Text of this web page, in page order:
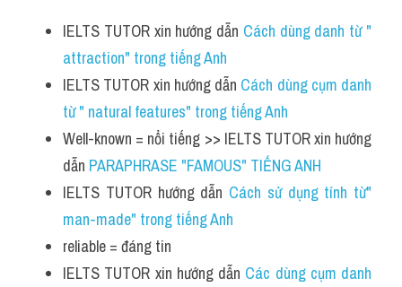
IELTS TUTOR xin hướng dẫn Cách dùng danh từ "
attraction" trong tiếng Anh
IELTS TUTOR xin hướng dẫn Cách dùng cụm danh
từ " natural features" trong tiếng Anh
Well-known = nổi tiếng >> IELTS TUTOR xin hướng
dẫn PARAPHRASE "FAMOUS" TIẾNG ANH
IELTS TUTOR hướng dẫn Cách sử dụng tính từ"
man-made" trong tiếng Anh
reliable = đáng tin
IELTS TUTOR xin hướng dẫn Các dùng cụm danh